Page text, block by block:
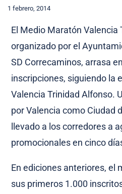
1 febrero, 2014
El Medio Maratón Valencia
organizado por el
SD Correcaminos, arrasa
inscripciones, siguiendo la
Valencia Trinidad Alfonso.
por Valencia como Ciudad
llevado a los corredores a
promocionales en cinco
En ediciones anteriores, el
sus primeros 1.000